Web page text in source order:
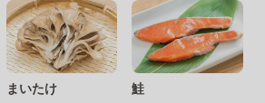
まいたけ 鮭